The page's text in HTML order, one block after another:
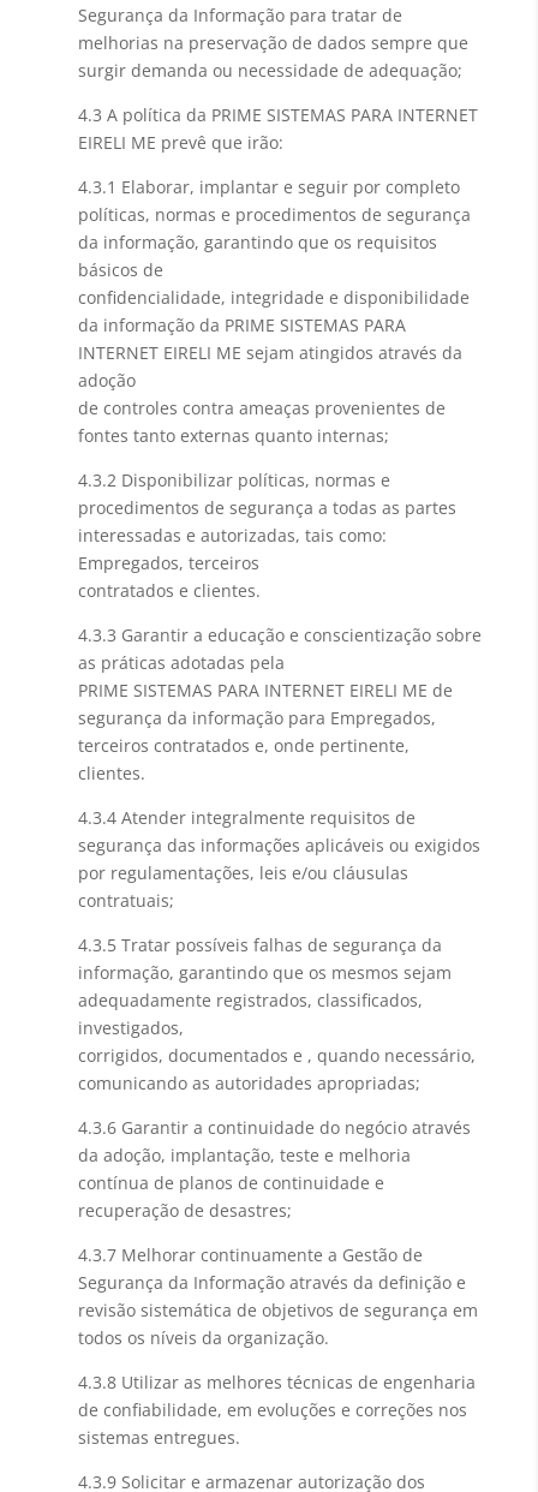
Segurança da Informação para tratar de
melhorias na preservação de dados sempre que
surgir demanda ou necessidade de adequação;
4.3 A política da PRIME SISTEMAS PARA INTERNET
EIRELI ME prevê que irão:
4.3.1 Elaborar, implantar e seguir por completo
políticas, normas e procedimentos de segurança
da informação, garantindo que os requisitos
básicos de
confidencialidade, integridade e disponibilidade
da informação da PRIME SISTEMAS PARA
INTERNET EIRELI ME sejam atingidos através da
adoção
de controles contra ameaças provenientes de
fontes tanto externas quanto internas;
4.3.2 Disponibilizar políticas, normas e
procedimentos de segurança a todas as partes
interessadas e autorizadas, tais como:
Empregados, terceiros
contratados e clientes.
4.3.3 Garantir a educação e conscientização sobre
as práticas adotadas pela
PRIME SISTEMAS PARA INTERNET EIRELI ME de
segurança da informação para Empregados,
terceiros contratados e, onde pertinente,
clientes.
4.3.4 Atender integralmente requisitos de
segurança das informações aplicáveis ou exigidos
por regulamentações, leis e/ou cláusulas
contratuais;
4.3.5 Tratar possíveis falhas de segurança da
informação, garantindo que os mesmos sejam
adequadamente registrados, classificados,
investigados,
corrigidos, documentados e , quando necessário,
comunicando as autoridades apropriadas;
4.3.6 Garantir a continuidade do negócio através
da adoção, implantação, teste e melhoria
contínua de planos de continuidade e
recuperação de desastres;
4.3.7 Melhorar continuamente a Gestão de
Segurança da Informação através da definição e
revisão sistemática de objetivos de segurança em
todos os níveis da organização.
4.3.8 Utilizar as melhores técnicas de engenharia
de confiabilidade, em evoluções e correções nos
sistemas entregues.
4.3.9 Solicitar e armazenar autorização dos